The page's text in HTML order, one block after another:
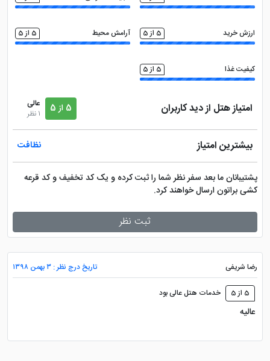
ارزش خرید 5 از 5 آرامش محیط 5 از 5
کیفیت غذا 5 از 5
امتیاز هتل از دید کاربران 5 از 5
عالی
1 نظر
بیشترین امتیاز نظافت
پشتیبانان ما بعد سفر نظر شما را ثبت کرده و یک کد تخفیف و کد قرعه
کشی براتون ارسال خواهند کرد.
ثبت نظر
رضا شریفی تاریخ درج نظر : ۳ بهمن ۱۳۹۸
5 از 5 خدمات هتل عالی بود
عالیه